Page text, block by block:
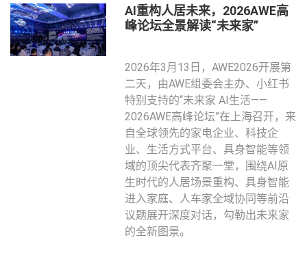
AI重构人居未来，2026AWE高
峰论坛全景解读“未来家”
2026年3月13日，AWE2026开展第
二天，由AWE组委会主办、小红书
特别支持的“未来家 AI生活——
2026AWE高峰论坛”在上海召开，来
自全球领先的家电企业、科技企
业、生活方式平台、具身智能等领
域的顶尖代表齐聚一堂，围绕AI原
生时代的人居场景重构、具身智能
进入家庭、人车家全域协同等前沿
议题展开深度对话，勾勒出未来家
的全新图景。